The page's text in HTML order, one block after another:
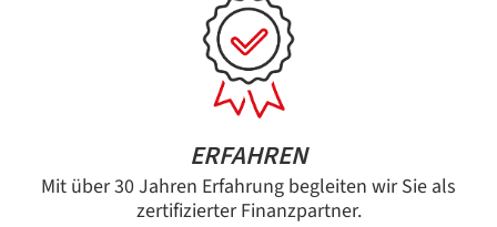
ERFAHREN
Mit über 30 Jahren Erfahrung begleiten wir Sie als
zertifizierter Finanzpartner.